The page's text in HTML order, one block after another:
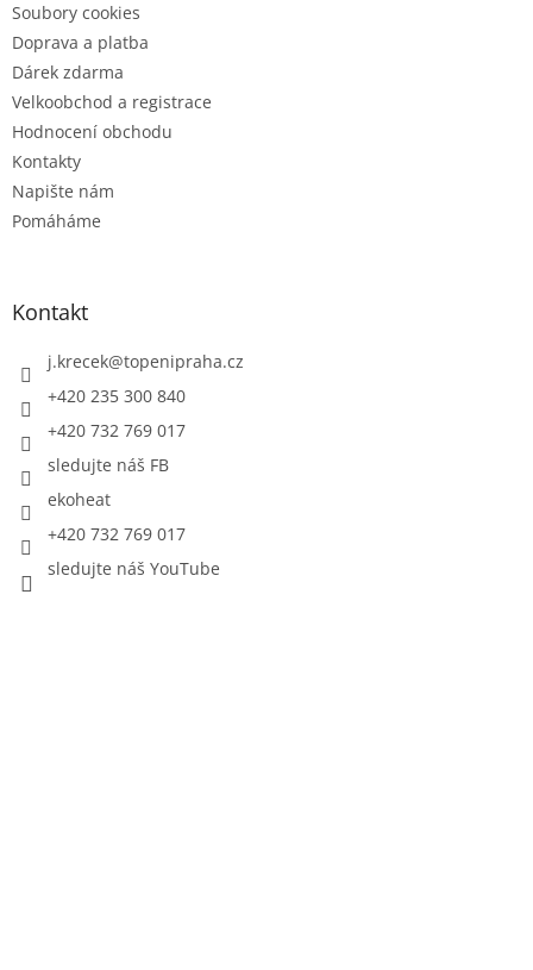
Soubory cookies
Doprava a platba
Dárek zdarma
Velkoobchod a registrace
Hodnocení obchodu
Kontakty
Napište nám
Pomáháme
Kontakt
j.krecek@topenipraha.cz
+420 235 300 840
+420 732 769 017
sledujte náš FB
ekoheat
+420 732 769 017
sledujte náš YouTube